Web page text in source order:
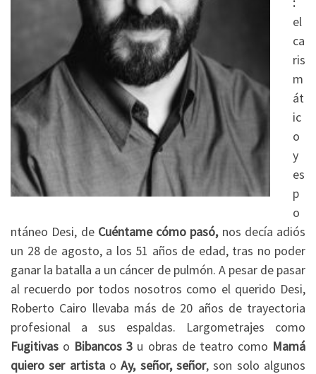
el
ca
ris
m
át
ic
o
y
es
p
o
ntáneo Desi, de Cuéntame cómo pasó,nos decía adiós
un 28 de agosto, a los 51 años de edad, tras no poder
ganar la batalla a un cáncer de pulmón. A pesar de pasar
al recuerdo por todos nosotros como el querido Desi,
Roberto Cairo llevaba más de 20 años de trayectoria
profesional a sus espaldas. Largometrajes como
Fugitivas o Bibancos 3 u obras de teatro como Mamá
quiero ser artistao Ay, señor, señor, son solo algunos